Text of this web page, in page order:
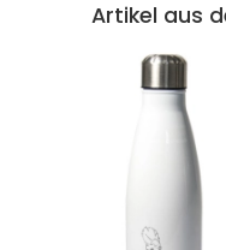
Artikel aus